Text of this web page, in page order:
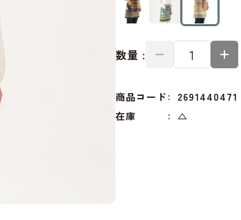
数量 :
商品コード
2691440471
在庫
△